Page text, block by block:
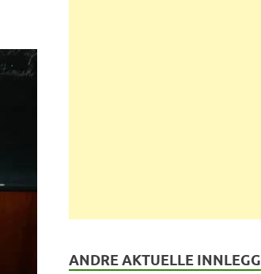
ANDRE AKTUELLE INNLEGG